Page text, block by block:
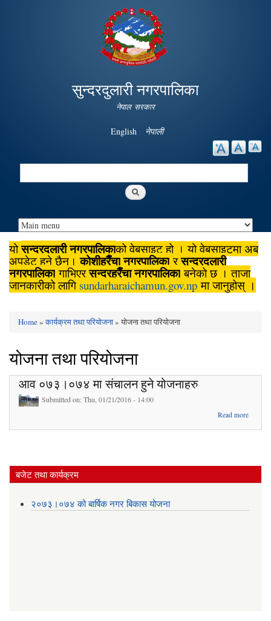
main
content
सुन्दरदुलारी नगरपालिका
नेपाल सरकार
English नेपाली
Search
योसुन्दरदुलारी नगरपालिकाको वेबसाइट हो । यो वेबसाइटमा अब
अपडेट हुने छैन।कोशीहरैँचानगरपालिका रसुन्दरदुलारी
नगरपालिका गाभिएरसुन्दरहरैँचानगरपालिका बनेको छ । ताजा
जानकारीको लागि sundarharaichamun.gov.np मा जानुहोस् ।
You are here
Home»कार्यक्रम तथा परियोजना» योजना तथा परियोजना
योजना तथा परियोजना
आव ०७३।०७४ मा संचालन हुने योजनाहरु
Submitted on:Thu, 01/21/2016 - 14:00
Read more
बजेट तथा कार्यक्रम
२०७३।०७४ को बार्षिक नगर बिकास योजना